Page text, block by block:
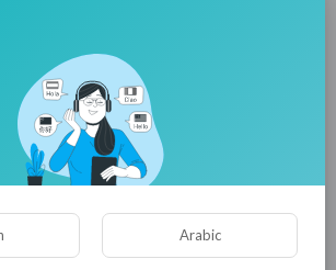
Даже несмотря на
и помогают друг другу.
фильм о российских
в Мозамбике. Главный герой –
террористами страну.
он прибывает в эту
Arabic